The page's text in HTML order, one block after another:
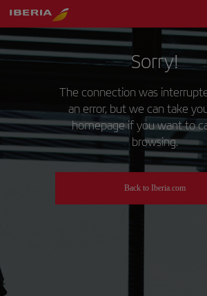
Sorry!
The connection was
an error, but we can take
homepage if you want to
browsing.
Back to Iberia.com